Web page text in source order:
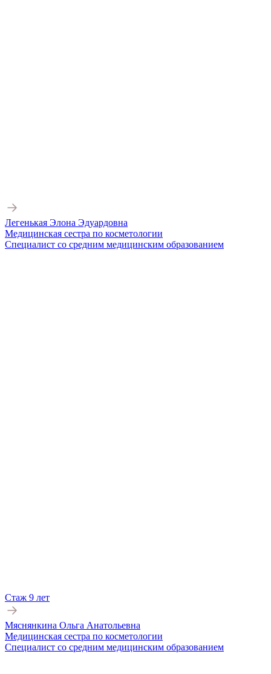
Легенькая Элона Эдуардовна
Медицинская сестра по косметологии
Специалист со средним медицинским образованием
Стаж 9 лет
Мяснянкина Ольга Анатольевна
Медицинская сестра по косметологии
Специалист со средним медицинским образованием